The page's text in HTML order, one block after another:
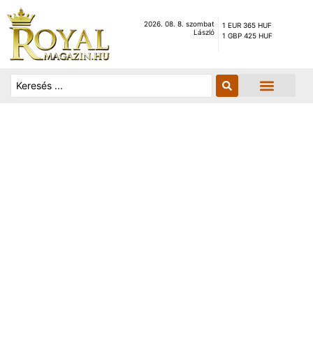
2026. 08. 8. szombat
László
1 EUR 365 HUF
1 GBP 425 HUF